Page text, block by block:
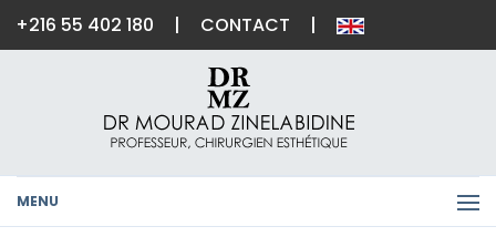
+216 55 402 180 | CONTACT |
MENU